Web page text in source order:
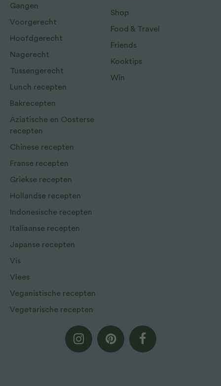
Gangen
Voorgerecht
Hoofdgerecht
Nagerecht
Tussengerecht
Lunch recepten
Bakrecepten
Aziatische en Oosterse
recepten
Chinese recepten
Franse recepten
Griekse recepten
Hollandse recepten
Indonesische recepten
Italiaanse recepten
Japanse recepten
Vis
Vlees
Veganistische recepten
Vegetarische recepten
Shop
Food & Travel
Friends
Kooktips
Win